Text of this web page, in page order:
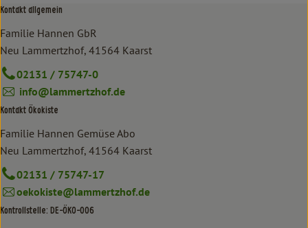
Kontakt allgemein
Familie Hannen GbR
Neu Lammertzhof, 41564 Kaarst
02131 / 75747-0
info@lammertzhof.de
Kontakt Ökokiste
Familie Hannen Gemüse Abo
Neu Lammertzhof, 41564 Kaarst
02131 / 75747-17
oekokiste@lammertzhof.de
Kontrollstelle: DE-ÖKO-006